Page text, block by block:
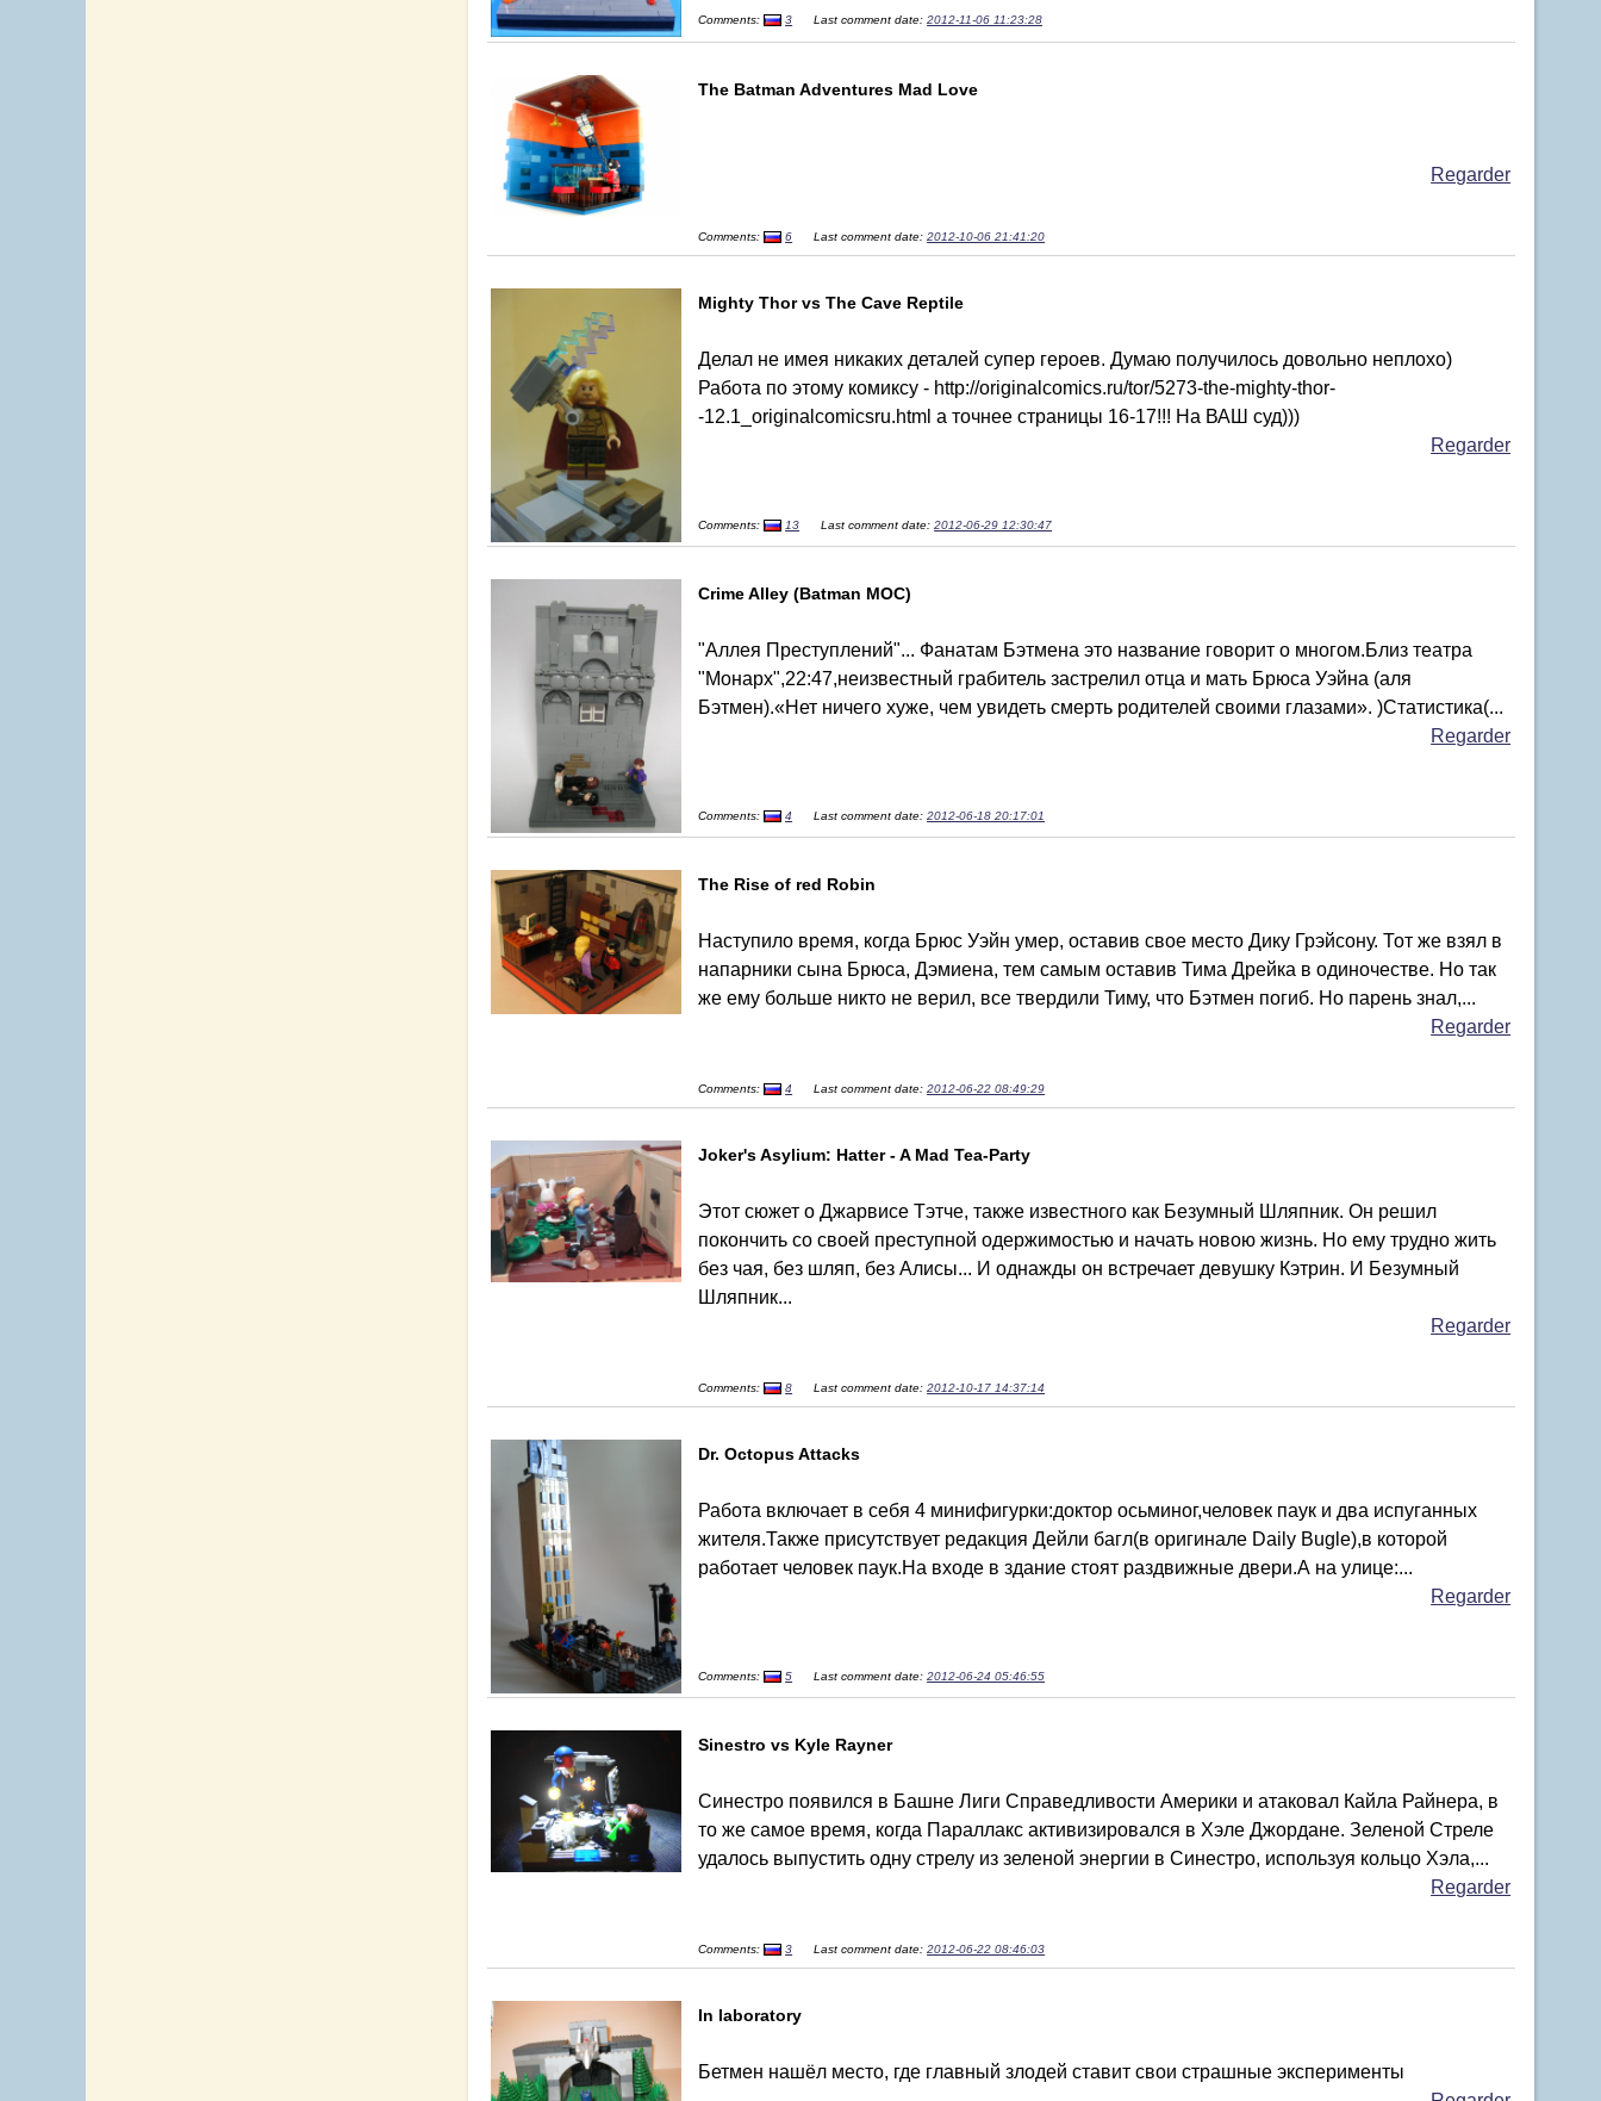
Comments: 3 Last comment date:2012-11-06 11:23:28
The Batman Adventures Mad Love
Regarder
Comments: 6 Last comment date:2012-10-06 21:41:20
Mighty Thor vs The Cave Reptile
Делал не имея никаких деталей супер героев. Думаю получилось довольно неплохо)
Работа по этому комиксу - http://originalcomics.ru/tor/5273-the-mighty-thor-
-12.1_originalcomicsru.html а точнее страницы 16-17!!! На ВАШ суд)))
Regarder
Comments: 13 Last comment date:2012-06-29 12:30:47
Crime Alley (Batman MOC)
"Аллея Преступлений"... Фанатам Бэтмена это название говорит о многом.Близ театра
"Монарх",22:47,неизвестный грабитель застрелил отца и мать Брюса Уэйна (аля
Бэтмен).«Нет ничего хуже, чем увидеть смерть родителей своими глазами». )Статистика(...
Regarder
Comments: 4 Last comment date:2012-06-18 20:17:01
The Rise of red Robin
Наступило время, когда Брюс Уэйн умер, оставив свое место Дику Грэйсону. Тот же взял в
напарники сына Брюса, Дэмиена, тем самым оставив Тима Дрейка в одиночестве. Но так
же ему больше никто не верил, все твердили Тиму, что Бэтмен погиб. Но парень знал,...
Regarder
Comments: 4 Last comment date:2012-06-22 08:49:29
Joker's Asylium: Hatter - A Mad Tea-Party
Этот сюжет о Джарвисе Тэтче, также известного как Безумный Шляпник. Он решил
покончить со своей преступной одержимостью и начать новою жизнь. Но ему трудно жить
без чая, без шляп, без Алисы... И однажды он встречает девушку Кэтрин. И Безумный
Шляпник...
Regarder
Comments: 8 Last comment date:2012-10-17 14:37:14
Dr. Octopus Attacks
Работа включает в себя 4 минифигурки:доктор осьминог,человек паук и два испуганных
жителя.Также присутствует редакция Дейли багл(в оригинале Daily Bugle),в которой
работает человек паук.На входе в здание стоят раздвижные двери.А на улице:...
Regarder
Comments: 5 Last comment date:2012-06-24 05:46:55
Sinestro vs Kyle Rayner
Синестро появился в Башне Лиги Справедливости Америки и атаковал Кайла Райнера, в
то же самое время, когда Параллакс активизировался в Хэле Джордане. Зеленой Стреле
удалось выпустить одну стрелу из зеленой энергии в Синестро, используя кольцо Хэла,...
Regarder
Comments: 3 Last comment date:2012-06-22 08:46:03
In laboratory
Бетмен нашёл место, где главный злодей ставит свои страшные эксперименты